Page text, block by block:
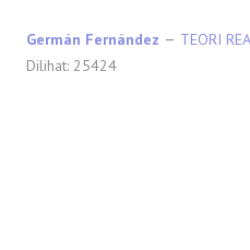
ORGANIK LANJUTAN
Germán Fernández
TEORI
Dilihat: 25424